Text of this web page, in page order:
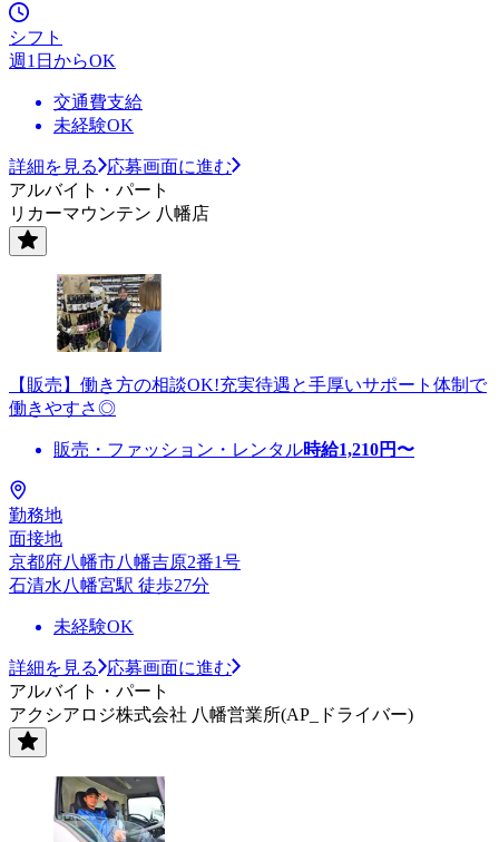
シフト
週1日からOK
交通費支給
未経験OK
詳細を見る
応募画面に進む
アルバイト・パート
リカーマウンテン 八幡店
【販売】働き方の相談OK!充実待遇と手厚いサポート体制で
働きやすさ◎
販売・ファッション・レンタル時給1,210円〜
勤務地
面接地
京都府八幡市八幡吉原2番1号
石清水八幡宮駅 徒歩27分
未経験OK
詳細を見る
応募画面に進む
アルバイト・パート
アクシアロジ株式会社 八幡営業所(AP_ドライバー)